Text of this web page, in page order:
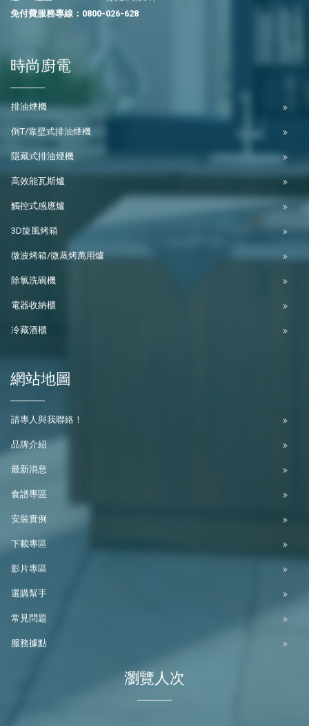
免付費服務專線： 0800-026-628
時尚廚電
排油煙機
倒T/靠壁式排油煙機
隱藏式排油煙機
高效能瓦斯爐
觸控式感應爐
3D旋風烤箱
微波烤箱/微蒸烤萬用爐
除氯洗碗機
電器收納櫃
冷藏酒櫃
網站地圖
請專人與我聯絡！
品牌介紹
最新消息
食譜專區
安裝實例
下載專區
影片專區
選購幫手
常見問題
服務據點
瀏覽人次